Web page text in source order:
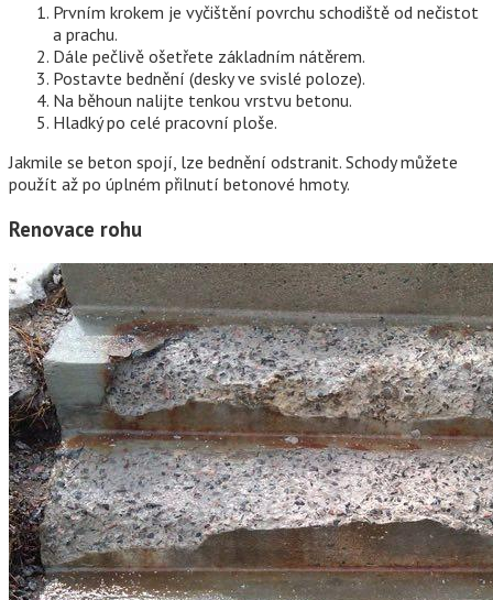
Prvním krokem je vyčištění povrchu schodiště od nečistot
a prachu.
Dále pečlivě ošetřete základním nátěrem.
Postavte bednění (desky ve svislé poloze).
Na běhoun nalijte tenkou vrstvu betonu.
Hladký po celé pracovní ploše.
Jakmile se beton spojí, lze bednění odstranit. Schody můžete
použít až po úplném přilnutí betonové hmoty.
Renovace rohu